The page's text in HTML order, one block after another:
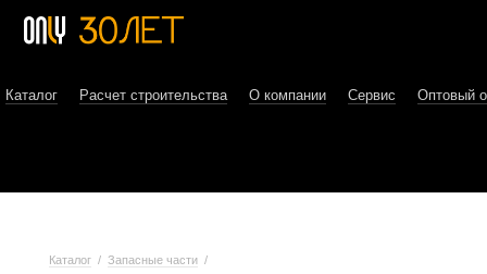
Каталог Расчет строительства О компании Сервис Оптовый
Каталог / Запасные части /